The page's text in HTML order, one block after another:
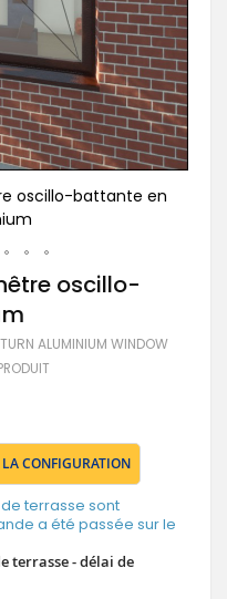
oscillo-battante en
oscillo-
ALUMINIUM WINDOW
CONFIGURATION
terrasse sont
a été passée sur le
terrasse - délai de